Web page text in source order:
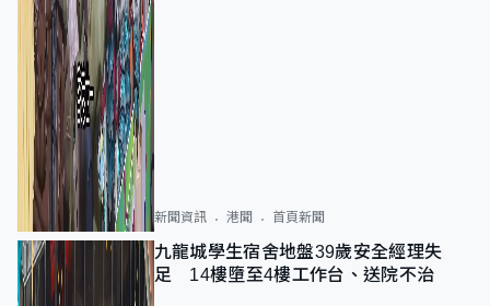
新聞資訊 港聞 首頁新聞
九龍城學生宿舍地盤39歲安全經理失
足 14樓墮至4樓工作台、送院不治